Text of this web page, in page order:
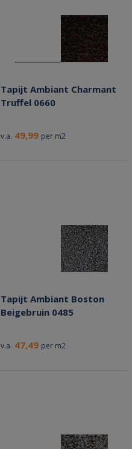
Tapijt Ambiant Charmant
Truffel 0660
v.a. 49,99 per m2
Tapijt Ambiant Boston
Beigebruin 0485
v.a. 47,49 per m2